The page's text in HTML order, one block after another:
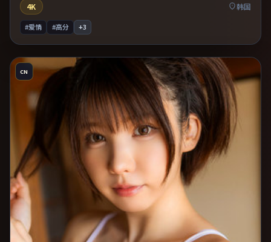
4K
韩国
#爱情 #高分 +3
CN